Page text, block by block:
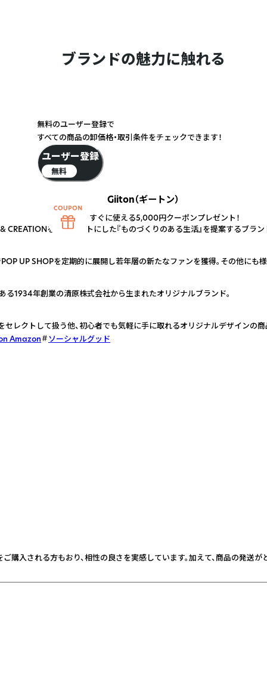
ブランドの魅力に触れる
Giiton（ギートン）
をコンセプトにした『ものづくりのある生活』を提案するブラン
UP SHOPを定期的に展開し若年層の新たなファンを獲得。その他にも様
る1934年創業の清原株式会社から生まれたオリジナルブランド。
セレクトして扱う他、初心者でも気軽に手に取れるオリジナルデザインの商
Amazon
ソーシャルグッド
入される方もおり、相性の良さを実感しています。加えて、商品の発送
無料のユーザー登録で
すべての商品の卸価格・取引条件をチェックできます！
ユーザー登録
無料
すぐに使える5,000円クーポンプレゼント！